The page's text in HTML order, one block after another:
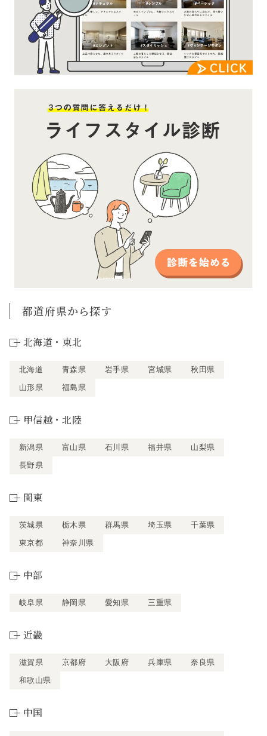
都道府県から探す
北海道・東北
北海道 青森県 岩手県 宮城県
秋田県
山形県
福島県
甲信越・北陸
新潟県 富山県 石川県 福井県
山梨県
長野県
関東
茨城県 栃木県 群馬県 埼玉県
千葉県
東京都
神奈川県
中部
岐阜県 静岡県 愛知県 三重県
近畿
滋賀県 京都府 大阪府 兵庫県
奈良県
和歌山県
中国